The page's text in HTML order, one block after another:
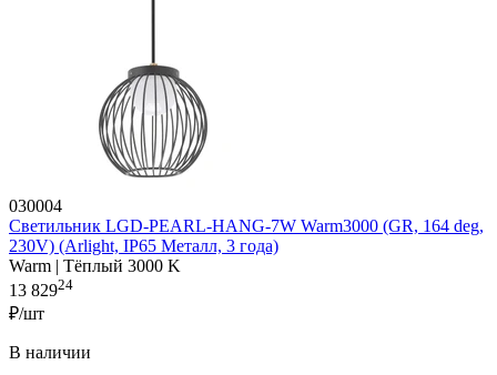
030004
Светильник LGD-PEARL-HANG-7W Warm3000 (GR, 164 deg,
230V) (Arlight, IP65 Металл, 3 года)
Warm | Тёплый 3000 K
13 82924
₽/шт
В наличии